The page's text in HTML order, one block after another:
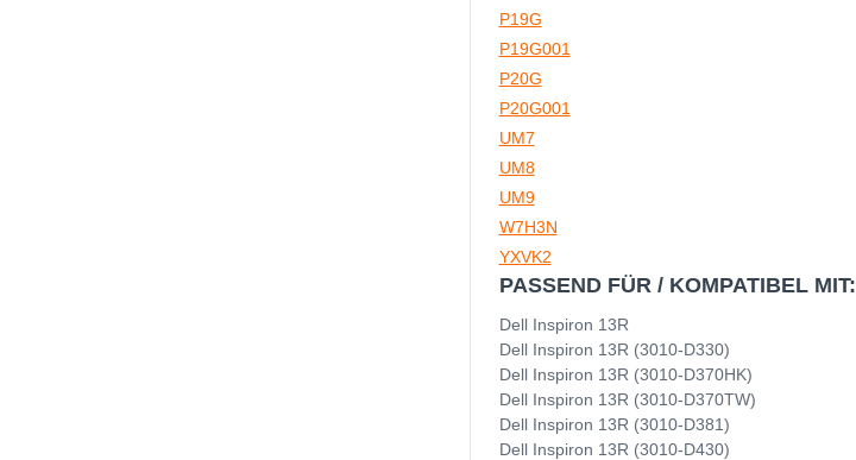
P19G
P19G001
P20G
P20G001
UM7
UM8
UM9
W7H3N
YXVK2
PASSEND FÜR / KOMPATIBEL MIT:
Dell Inspiron 13R
Dell Inspiron 13R (3010-D330)
Dell Inspiron 13R (3010-D370HK)
Dell Inspiron 13R (3010-D370TW)
Dell Inspiron 13R (3010-D381)
Dell Inspiron 13R (3010-D430)